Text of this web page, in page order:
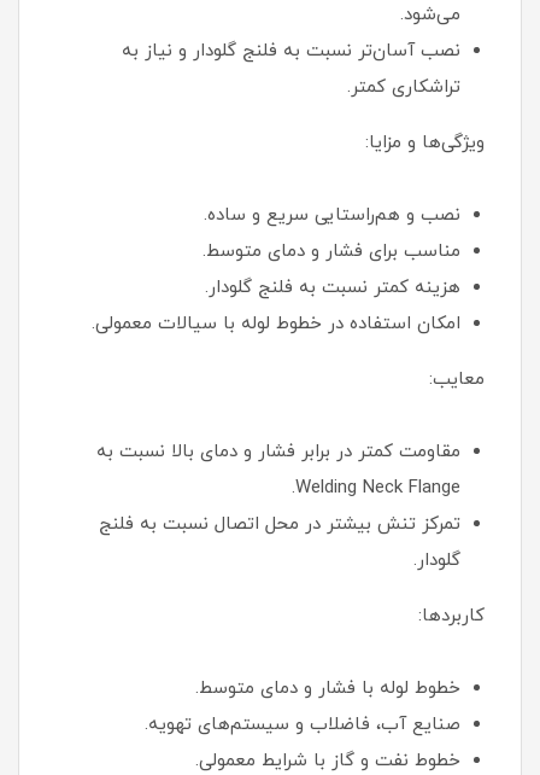
می‌شود.
نصب آسان‌تر نسبت به فلنج گلودار و نیاز به
تراشکاری کمتر.
ویژگی‌ها و مزایا:
نصب و هم‌راستایی سریع و ساده.
مناسب برای فشار و دمای متوسط.
هزینه کمتر نسبت به فلنج گلودار.
امکان استفاده در خطوط لوله با سیالات معمولی.
معایب:
مقاومت کمتر در برابر فشار و دمای بالا نسبت به
Welding Neck Flange.
تمرکز تنش بیشتر در محل اتصال نسبت به فلنج
گلودار.
کاربردها:
خطوط لوله با فشار و دمای متوسط.
صنایع آب، فاضلاب و سیستم‌های تهویه.
خطوط نفت و گاز با شرایط معمولی.